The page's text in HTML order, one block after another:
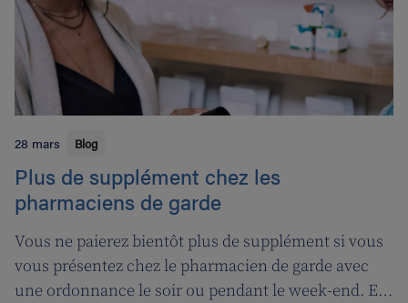
28 mars Blog
Plus de supplément chez les
pharmaciens de garde
Vous ne paierez bientôt plus de supplément si vous
vous présentez chez le pharmacien de garde avec
une ordonnance le soir ou pendant le week-end. En